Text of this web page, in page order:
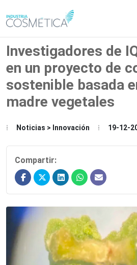
Menu
Menu
Investigadores de
en un proyecto de
sostenible basada
madre vegetales
Noticias > Innovación 19-12-
Compartir: